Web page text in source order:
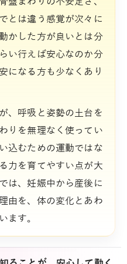
とは違う感覚が次々に
かした方が良いとは分
い行えば安心なのか分
になる方も少なくあり
、呼吸と姿勢の土台を
りを無理なく使ってい
込むための運動ではな
力を育てやすい点が大
は、妊娠中から産後に
由を、体の変化とあわ
ます。